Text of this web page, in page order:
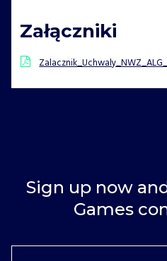
Załączniki
Sign up now
Games